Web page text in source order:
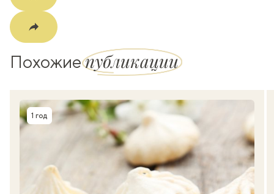
Похожиепубликации
Время приготовления
1 год